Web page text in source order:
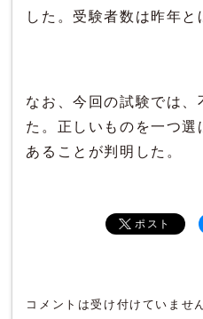
した。受験者数は昨年と
なお、今回の試験では、
た。正しいものを一つ
あることが判明した。
ポスト
コメントは受け付けていませ